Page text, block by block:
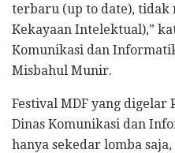
terbaru (up to date), tidak
Kekayaan Intelektual),”
Komunikasi dan
Misbahul Munir.
Festival MDF yang digelar
Dinas Komunikasi dan
hanya sekedar lomba